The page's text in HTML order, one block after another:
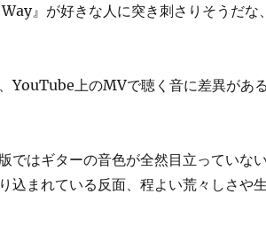
』が好きな人に突き刺さりそうだな
YouTube上のMVで聴く音に差異があ
ではギターの音色が全然目立っていな
込まれている反面、程よい荒々しさや